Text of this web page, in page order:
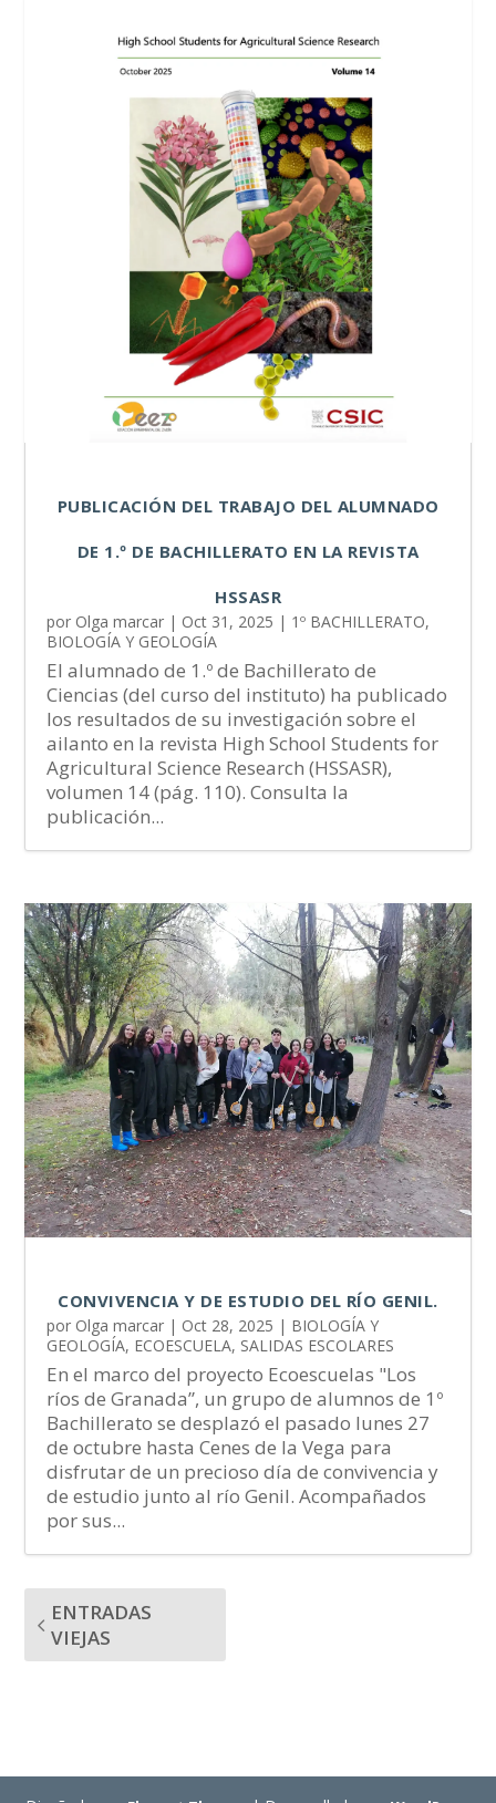
PUBLICACIÓN DEL TRABAJO DEL ALUMNADO
DE 1.º DE BACHILLERATO EN LA REVISTA
HSSASR
por Olga marcar | Oct 31, 2025 | 1º BACHILLERATO,
BIOLOGÍA Y GEOLOGÍA
El alumnado de 1.º de Bachillerato de
Ciencias (del curso del instituto) ha publicado
los resultados de su investigación sobre el
ailanto en la revista High School Students for
Agricultural Science Research (HSSASR),
volumen 14 (pág. 110). Consulta la
publicación...
CONVIVENCIA Y DE ESTUDIO DEL RÍO GENIL.
por Olga marcar | Oct 28, 2025 | BIOLOGÍA Y
GEOLOGÍA, ECOESCUELA, SALIDAS ESCOLARES
En el marco del proyecto Ecoescuelas "Los
ríos de Granada”, un grupo de alumnos de 1º
Bachillerato se desplazó el pasado lunes 27
de octubre hasta Cenes de la Vega para
disfrutar de un precioso día de convivencia y
de estudio junto al río Genil. Acompañados
por sus...
ENTRADAS
VIEJAS